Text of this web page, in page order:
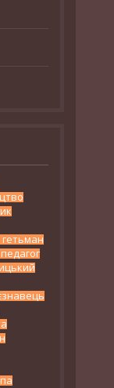
гетьман
педагог